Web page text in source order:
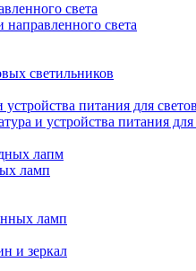
света
света
светильников
питания для
и устройства питания
лапм
ламп
ламп
и зеркал